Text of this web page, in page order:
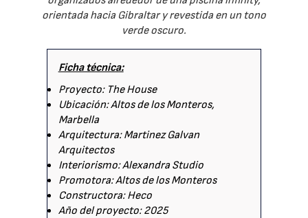
orientada hacia Gibraltar y revestida en un tono
verde oscuro.
Ficha técnica:
Proyecto: The House
Ubicación: Altos de los Monteros,
Marbella
Arquitectura: Martinez Galvan
Arquitectos
Interiorismo: Alexandra Studio
Promotora: Altos de los Monteros
Constructora: Heco
Año del proyecto: 2025